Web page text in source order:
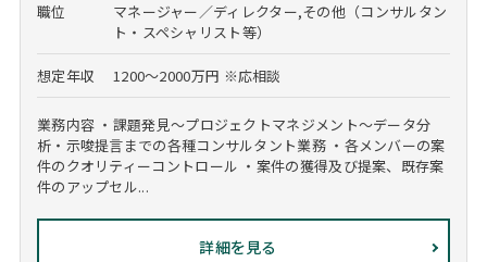
職位
マネージャー／ディレクター,その他（コンサルタン
ト・スペシャリスト等）
想定年収 1200～2000万円 ※応相談
業務内容 ・課題発見～プロジェクトマネジメント～データ分
析・示唆提言までの各種コンサルタント業務 ・各メンバーの案
件のクオリティーコントロール ・案件の獲得及び提案、既存案
件のアップセル...
詳細を見る